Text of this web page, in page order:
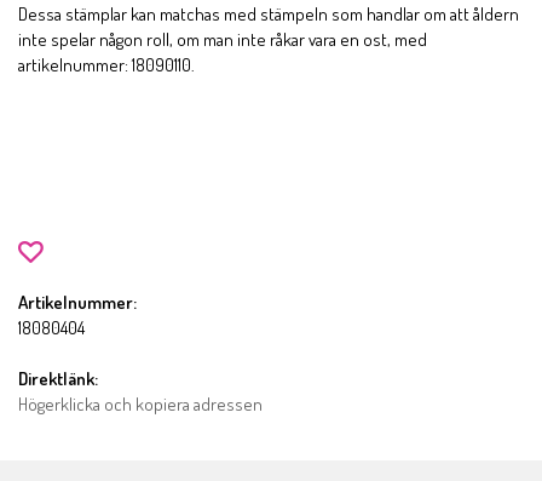
Dessa stämplar kan matchas med stämpeln som handlar om att åldern
inte spelar någon roll, om man inte råkar vara en ost, med
artikelnummer: 18090110.
Artikelnummer:
18080404
Direktlänk:
Högerklicka och kopiera adressen